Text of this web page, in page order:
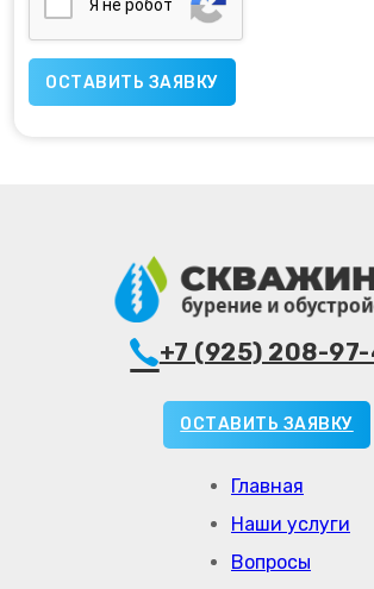
Я нe poбoт
Главная
Наши услуги
Вопросы
+7 (925) 208-
ОСТАВИТЬ ЗАЯВКУ